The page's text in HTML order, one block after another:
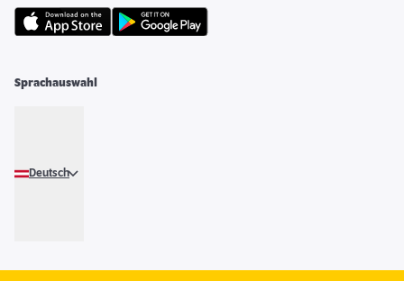
Sprachauswahl
Deutsch